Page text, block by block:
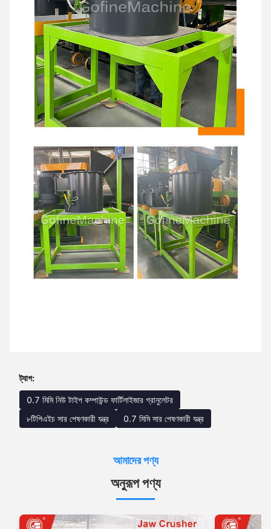
ট্যাগ:
0.7 মিমি নিউ টাইপ কম্পাউন্ড ফার্টিলাইজার গ্রানুলেটর
৮টিপিএইচ সার পেষণকারী যন্ত্র
0.7 মিমি সার পেষণকারী যন্ত্র
আমাদের পণ্য
অনুরূপ পণ্য